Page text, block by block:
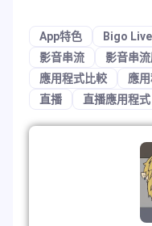
App特色 Bigo Live
影音串流
影音串
應用程式比較
應
直播
直播應用程式